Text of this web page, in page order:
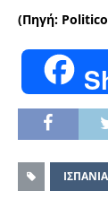
(Πηγή:
ΙΣΠΑΝΙΑ